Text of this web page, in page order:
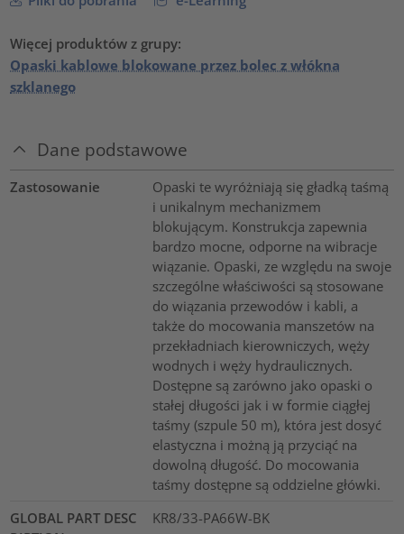
Więcej produktów z grupy:
Opaski kablowe blokowane przez bolec z włókna
szklanego
Dane podstawowe
Zastosowanie
Opaski te wyróżniają się gładką taśmą
i unikalnym mechanizmem
blokującym. Konstrukcja zapewnia
bardzo mocne, odporne na wibracje
wiązanie. Opaski, ze względu na swoje
szczególne właściwości są stosowane
do wiązania przewodów i kabli, a
także do mocowania manszetów na
przekładniach kierowniczych, węży
wodnych i węży hydraulicznych.
Dostępne są zarówno jako opaski o
stałej długości jak i w formie ciągłej
taśmy (szpule 50 m), która jest dosyć
elastyczna i możną ją przyciąć na
dowolną długość. Do mocowania
taśmy dostępne są oddzielne główki.
GLOBAL PART DESC
KR8/33-PA66W-BK